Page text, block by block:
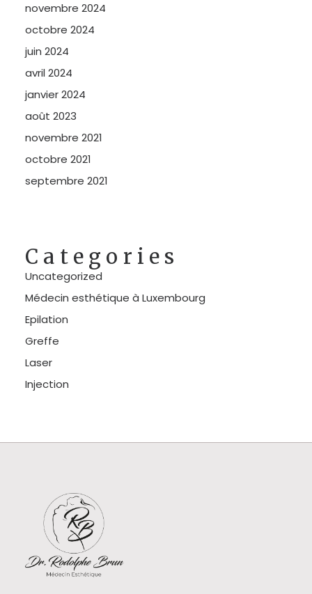
novembre 2024
octobre 2024
juin 2024
avril 2024
janvier 2024
août 2023
novembre 2021
octobre 2021
septembre 2021
Categories
Uncategorized
Médecin esthétique à Luxembourg
Epilation
Greffe
Laser
Injection